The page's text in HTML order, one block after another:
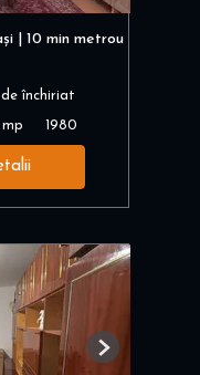
| 10 min metrou
închiriat
1980
Next